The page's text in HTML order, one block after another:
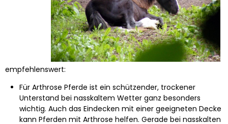
empfehlenswert:
Für Arthrose Pferde ist ein schützender, trockener
Unterstand bei nasskaltem Wetter ganz besonders
wichtig. Auch das Eindecken mit einer geeigneten Decke
kann Pferden mit Arthrose helfen. Gerade bei nasskalten